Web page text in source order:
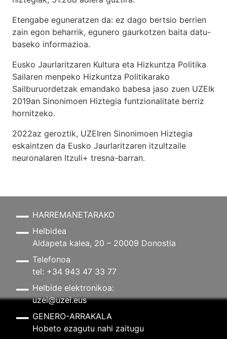
Etengabe eguneratzen da: ez dago bertsio berrien
zain egon beharrik, egunero gaurkotzen baita datu-
baseko informazioa.
Eusko Jaurlaritzaren Kultura eta Hizkuntza Politika
Sailaren menpeko Hizkuntza Politikarako
Sailburuordetzak emandako babesa jaso zuen UZEIk
2019an Sinonimoen Hiztegia funtzionalitate berriz
hornitzeko.
2022az geroztik, UZEIren Sinonimoen Hiztegia
eskaintzen da Eusko Jaurlaritzaren itzultzaile
neuronalaren Itzuli+ tresna-barran.
HARREMANETARAKO
Helbidea
Aldapeta kalea, 20 – 20009 Donostia
Telefonoa
tel: +34 943 47 33 77
Helbide elektronikoa:
uzei@uzei.eus
GENERO-ARRAKALA
Hobeto ezagutu nahi zaitugu